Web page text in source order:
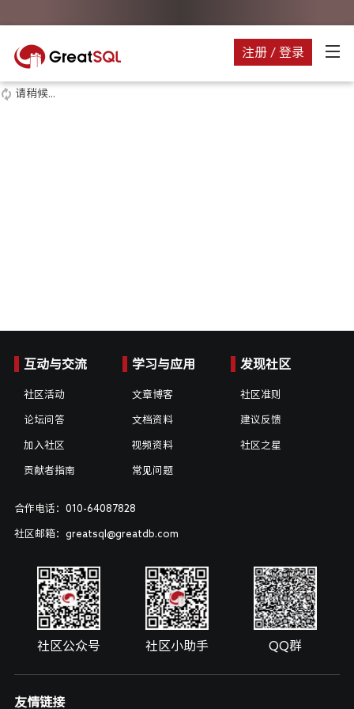
注册 / 登录
请稍候...
互动与交流
社区活动
论坛问答
加入社区
贡献者指南
学习与应用
文章博客
文档资料
视频资料
常见问题
发现社区
社区准则
建议反馈
社区之星
合作电话：010-64087828
社区邮箱：greatsql@greatdb.com
社区公众号 社区小助手 QQ群
友情链接